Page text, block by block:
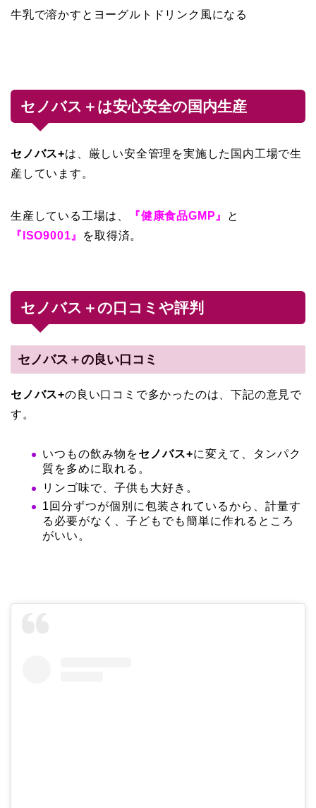
牛乳で溶かすとヨーグルトドリンク風になる
セノバス＋は安心安全の国内生産
セノバス+は、厳しい安全管理を実施した国内工場で生
産しています。
生産している工場は、 『健康食品GMP』
と
『ISO9001』
を取得済。
セノバス＋の口コミや評判
セノバス＋の良い口コミ
セノバス+の良い口コミで多かったのは、下記の意見で
す。
いつもの飲み物をセノバス+に変えて、タンパク
質を多めに取れる。
リンゴ味で、子供も大好き。
1回分ずつが個別に包装されているから、計量す
る必要がなく、子どもでも簡単に作れるところ
がいい。